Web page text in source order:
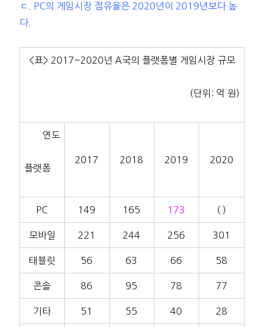
ㄷ. PC의 게임시장 점유율은 2020년이 2019년보다 높
다.
<표> 2017~2020년 A국의 플랫폼별 게임시장 규모
(단위: 억 원)
연도
플랫폼
2017 2018 2019 2020
PC 149 165 173 ( )
모바일 221 244 256 301
태블릿 56 63 66 58
콘솔 86 95 78 77
기타 51 55 40 28